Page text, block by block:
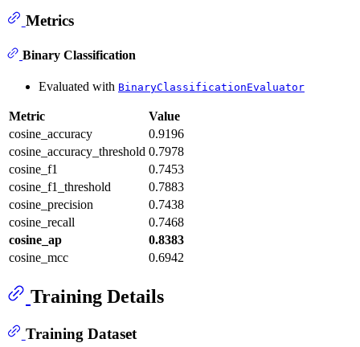
Metrics
Binary Classification
Evaluated with BinaryClassificationEvaluator
Metric
Value
cosine_accuracy
0.9196
cosine_accuracy_threshold 0.7978
cosine_f1
0.7453
cosine_f1_threshold
0.7883
cosine_precision
0.7438
cosine_recall
0.7468
cosine_ap
0.8383
cosine_mcc
0.6942
Training Details
Training Dataset